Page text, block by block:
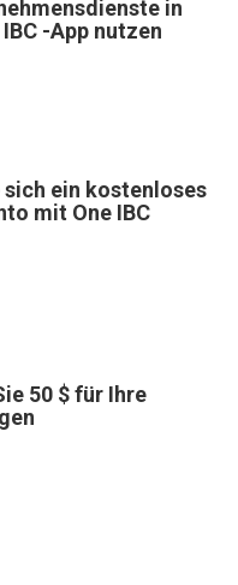
in
-App nutzen
sich ein kostenloses
mit One IBC
50 $ für Ihre